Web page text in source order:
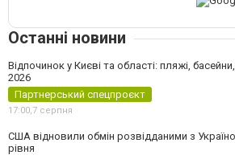
Останні новини
Відпочинок у Києві та області: пляжі,
2026
Партнерський спецпроєкт
17:00, 7 серпня
США відновили обмін розвідданими з
рівня